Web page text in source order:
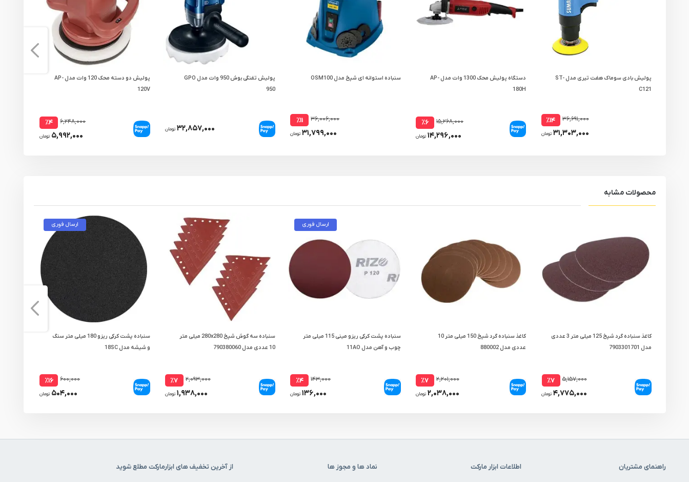
پولیش بادی سوماک هفت تیری مدل ST-
C121
۳۶,۶۹۱,۰۰۰ ٪۱۴
۳۱,۳۰۳,۰۰۰ تومان
دستگاه پولیش محک 1300 وات مدل AP-
180H
۱۵,۲۶۸,۰۰۰ ٪۶
۱۴,۲۹۶,۰۰۰ تومان
سنباده استوانه ای شپخ مدل OSM100
۳۶,۰۰۶,۰۰۰ ٪۱۱
۳۱,۷۹۹,۰۰۰ تومان
پولیش تفنگی بوش 950 وات مدل GPO
950
۳۲,۸۵۷,۰۰۰ تومان
پولیش دو دسته محک 120 وات مدل AP-
120V
۶,۲۴۸,۰۰۰ ٪۴
۵,۹۹۲,۰۰۰ تومان
محصولات مشابه
کاغذ سنباده گرد شپخ 125 میلی متر 3 عددی
مدل 7903301701
۵,۱۵۷,۰۰۰ ٪۷
۴,۷۷۵,۰۰۰ تومان
کاغذ سنباده گرد شپخ 150 میلی متر 10
عددی مدل 880002
۲,۲۰۱,۰۰۰ ٪۷
۲,۰۳۸,۰۰۰ تومان
ارسال فوری
سنباده پشت کرکی ریزو مینی 115 میلی متر
چوب و آهن مدل 11AO
۱۴۳,۰۰۰ ٪۴
۱۳۶,۰۰۰ تومان
سنباده سه گوش شپخ 280x280 میلی متر
10 عددی مدل 790380060
۲,۰۹۳,۰۰۰ ٪۷
۱,۹۳۸,۰۰۰ تومان
ارسال فوری
سنباده پشت کرکی ریزو 180 میلی متر سنگ
و شیشه مدل 18SC
۶۰۰,۰۰۰ ٪۱۶
۵۰۴,۰۰۰ تومان
راهنمای مشتریان اطلاعات ابزار مارکت نماد ها و مجوز ها از آخرین تخفیف های ابزارمارکت مطلع شوید